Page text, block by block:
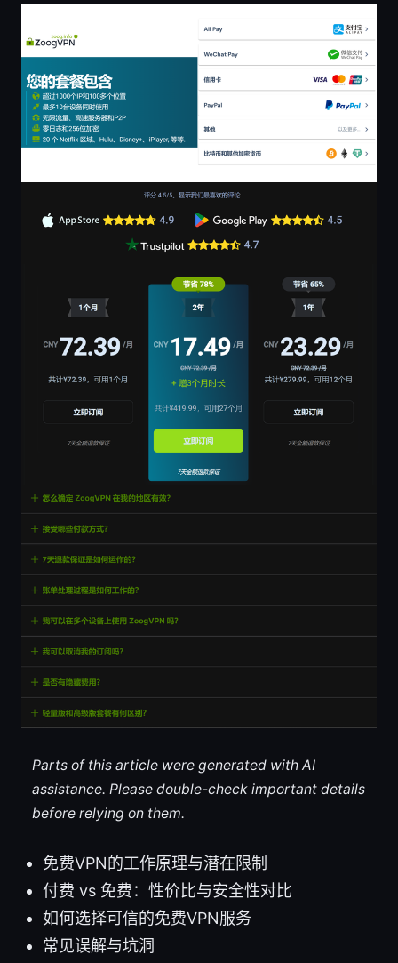
Parts of this article were generated with AI
assistance. Please double-check important details
before relying on them.
免费VPN的工作原理与潜在限制
付费 vs 免费：性价比与安全性对比
如何选择可信的免费VPN服务
常见误解与坑洞